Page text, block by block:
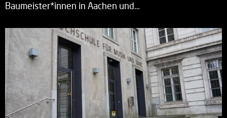
Baumeister*innen in Aachen und…